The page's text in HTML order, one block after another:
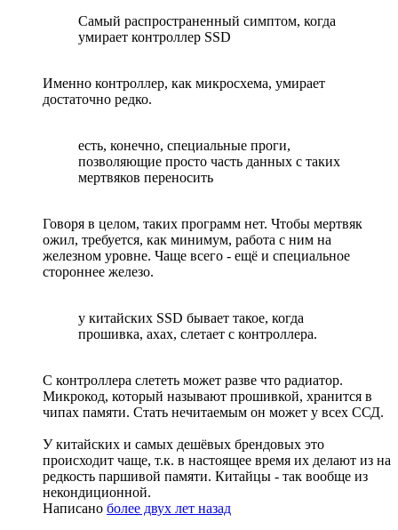
Самый распространенный симптом, когда
умирает контроллер SSD
Именно контроллер, как микросхема, умирает
достаточно редко.
есть, конечно, специальные проги,
позволяющие просто часть данных с таких
мертвяков переносить
Говоря в целом, таких программ нет. Чтобы мертвяк
ожил, требуется, как минимум, работа с ним на
железном уровне. Чаще всего - ещё и специальное
стороннее железо.
у китайских SSD бывает такое, когда
прошивка, ахах, слетает с контроллера.
С контроллера слететь может разве что радиатор.
Микрокод, который называют прошивкой, хранится в
чипах памяти. Стать нечитаемым он может у всех ССД.
У китайских и самых дешёвых брендовых это
происходит чаще, т.к. в настоящее время их делают из на
редкость паршивой памяти. Китайцы - так вообще из
некондиционной.
Написано более двух лет назад